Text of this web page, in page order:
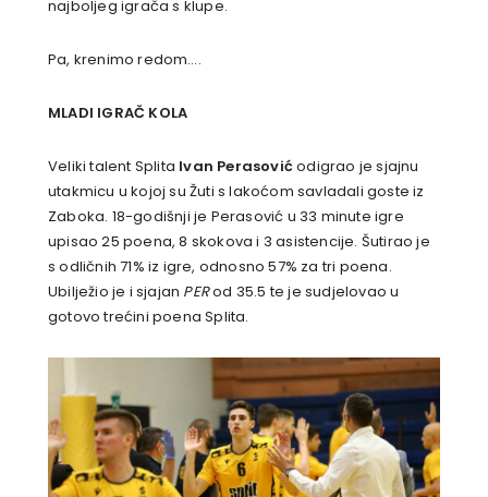
najboljeg igrača s klupe.
Pa, krenimo redom….
MLADI IGRAČ KOLA
Veliki talent Splita Ivan Perasovićodigrao je sjajnu
utakmicu u kojoj su Žuti s lakoćom savladali goste iz
Zaboka. 18-godišnji je Perasović u 33 minute igre
upisao 25 poena, 8 skokova i 3 asistencije. Šutirao je
s odličnih 71% iz igre, odnosno 57% za tri poena.
Ubilježio je i sjajan PERod 35.5 te je sudjelovao u
gotovo trećini poena Splita.